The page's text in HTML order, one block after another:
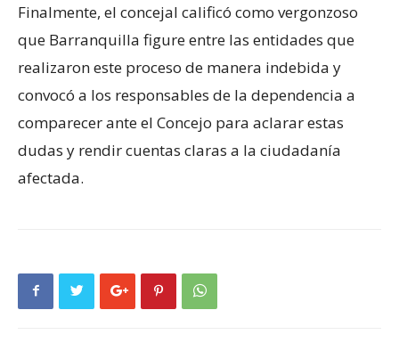
Finalmente, el concejal calificó como vergonzoso
que Barranquilla figure entre las entidades que
realizaron este proceso de manera indebida y
convocó a los responsables de la dependencia a
comparecer ante el Concejo para aclarar estas
dudas y rendir cuentas claras a la ciudadanía
afectada.